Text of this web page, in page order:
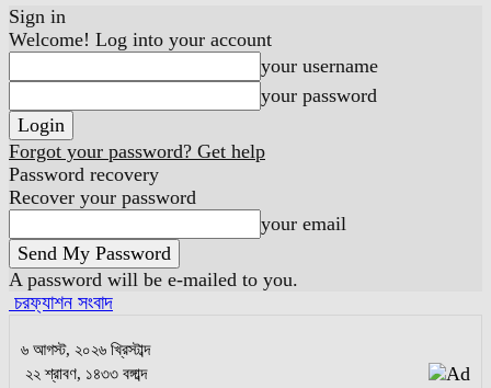
Sign in
Welcome! Log into your account
your username
your password
Forgot your password? Get help
Password recovery
Recover your password
your email
A password will be e-mailed to you.
চরফ্যাশন সংবাদ
৬ আগস্ট, ২০২৬ খ্রিস্টাব্দ
২২ শ্রাবণ, ১৪৩৩ বঙ্গাব্দ